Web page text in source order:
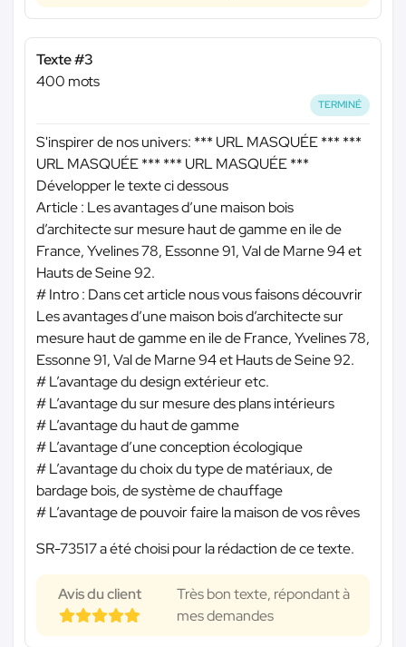
Texte #3
400 mots
TERMINÉ
S'inspirer de nos univers: *** URL MASQUÉE *** ***
URL MASQUÉE *** *** URL MASQUÉE ***
Développer le texte ci dessous
Article : Les avantages d’une maison bois
d’architecte sur mesure haut de gamme en ile de
France, Yvelines 78, Essonne 91, Val de Marne 94 et
Hauts de Seine 92.
# Intro : Dans cet article nous vous faisons découvrir
Les avantages d’une maison bois d’architecte sur
mesure haut de gamme en ile de France, Yvelines 78,
Essonne 91, Val de Marne 94 et Hauts de Seine 92.
# L’avantage du design extérieur etc.
# L’avantage du sur mesure des plans intérieurs
# L’avantage du haut de gamme
# L’avantage d’une conception écologique
# L’avantage du choix du type de matériaux, de
bardage bois, de système de chauffage
# L’avantage de pouvoir faire la maison de vos rêves
SR-73517 a été choisi pour la rédaction de ce texte.
Avis du client
Très bon texte, répondant à
mes demandes